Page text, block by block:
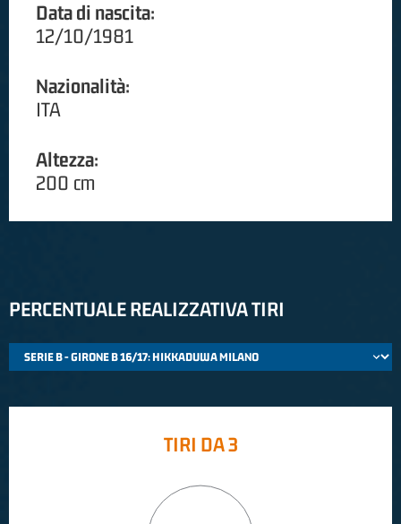
Data di nascita:
12/10/1981
Nazionalità:
ITA
Altezza:
200 cm
PERCENTUALE REALIZZATIVA TIRI
TIRI DA 3